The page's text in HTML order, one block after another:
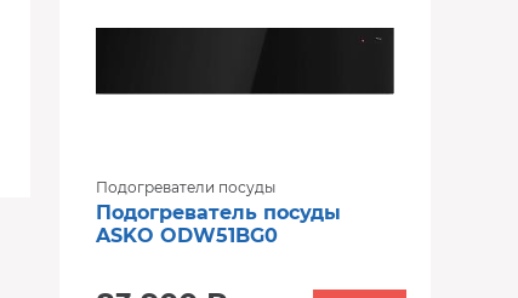
Подогреватели посуды
Подогреватель посуды
ASKO ODW51BG0